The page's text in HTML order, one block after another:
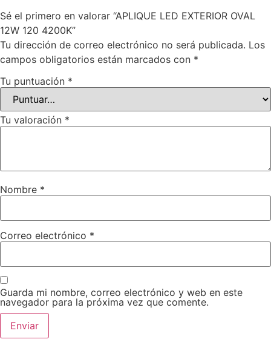
Sé el primero en valorar “APLIQUE LED EXTERIOR OVAL
12W 120 4200K”
Tu dirección de correo electrónico no será publicada. Los
campos obligatorios están marcados con *
Tu puntuación *
Tu valoración *
Nombre *
Correo electrónico *
Guarda mi nombre, correo electrónico y web en este
navegador para la próxima vez que comente.